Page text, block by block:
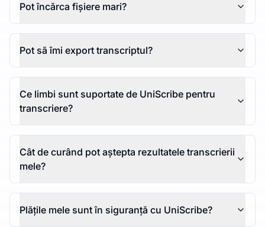
Pot încărca fișiere mari?
Pot să îmi export transcriptul?
Ce limbi sunt suportate de UniScribe pentru
transcriere?
Cât de curând pot aștepta rezultatele transcrierii
mele?
Plățile mele sunt în siguranță cu UniScribe?